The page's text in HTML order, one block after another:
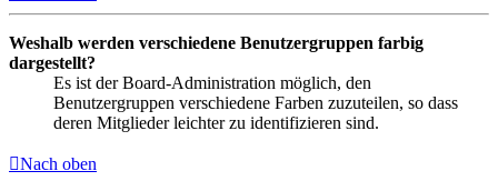
Weshalb werden verschiedene Benutzergruppen farbig
dargestellt?
Es ist der Board-Administration möglich, den
Benutzergruppen verschiedene Farben zuzuteilen, so dass
deren Mitglieder leichter zu identifizieren sind.
Nach oben